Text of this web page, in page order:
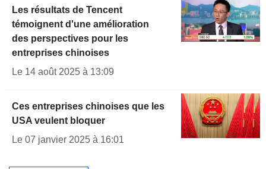
Les résultats de Tencent
témoignent d'une amélioration
des perspectives pour les
entreprises chinoises
Le 14 août 2025 à 13:09
Ces entreprises chinoises que les
USA veulent bloquer
Le 07 janvier 2025 à 16:01